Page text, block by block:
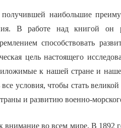
наибольшие
В работе над книгой он
способствовать
цель настоящего
к нашей стране и
условия, чтобы стать
и развитию военно-
внимание во всем мире. В 1892